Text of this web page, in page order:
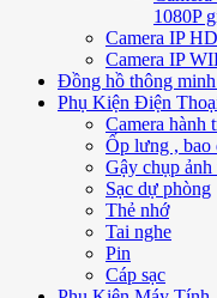
1080P
Camera IP
Camera IP
Đồng hồ thông
Phụ Kiện Điện
Camera hành
Ốp lưng , bao
Gậy chụp
Sạc dự phòng
Thẻ nhớ
Tai nghe
Pin
Cáp sạc